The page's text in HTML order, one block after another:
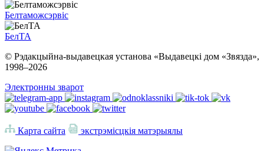
Белтаможсэрвіс
БелТА
© Рэдакцыйна-выдавецкая установа «Выдавецкі дом «Звязда»,
1998–2026
Электронны зварот
Карта сайта экстрэмісцкія матэрыялы